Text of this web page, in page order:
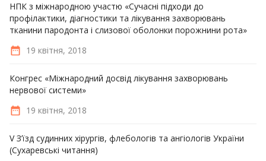
НПК з міжнародною участю «Сучасні підходи до
профілактики, діагностики та лікування захворювань
тканини пародонта і слизової оболонки порожнини рота»
19 квітня, 2018
Конгрес «Міжнародний досвід лікування захворювань
нервової системи»
19 квітня, 2018
V З’їзд судинних хірургів, флебологів та ангіологів України
(Сухаревські читання)